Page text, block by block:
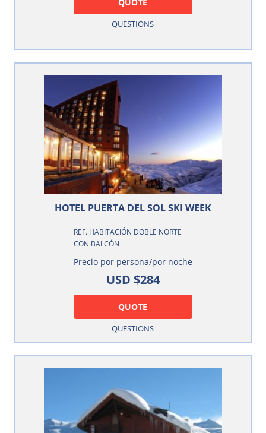
QUESTIONS
HOTEL PUERTA DEL SOL SKI WEEK
REF. HABITACIÓN DOBLE NORTE
CON BALCÓN
Precio por persona/por noche
USD $284
QUOTE
QUESTIONS